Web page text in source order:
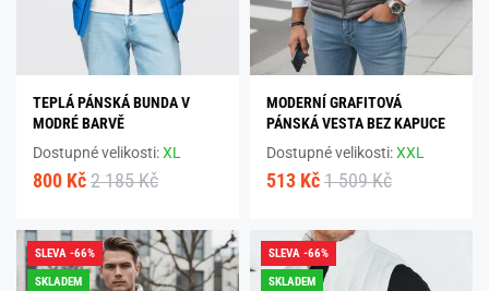
TEPLÁ PÁNSKÁ BUNDA V
MODRÉ BARVĚ
Dostupné velikosti:XL
800 Kč 2 185 Kč
MODERNÍ GRAFITOVÁ
PÁNSKÁ VESTA BEZ KAPUCE
Dostupné velikosti:XXL
513 Kč 1 509 Kč
SLEVA -66%
SKLADEM
SLEVA -66%
SKLADEM